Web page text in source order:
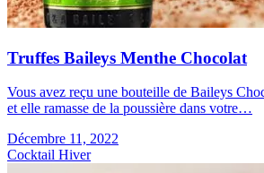
Truffes Baileys Menthe Chocolat
Vous avez reçu une bouteille de Baileys
et elle ramasse de la poussière dans votre…
Décembre 11, 2022
Cocktail Hiver